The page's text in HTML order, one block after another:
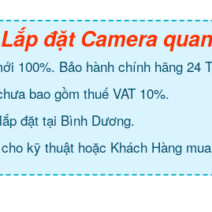
Lắp đặt Camera
100%. Bảo hành chính hãng 24
bao gồm thuế VAT 10%.
đặt tại Bình Dương.
kỹ thuật hoặc Khách Hàng